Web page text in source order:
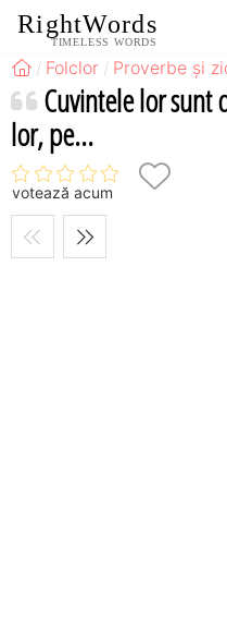
RightWords
TIMELESS WORDS
Folclor Proverbe și
Cuvintele lor sunt
lor, pe...
votează acum